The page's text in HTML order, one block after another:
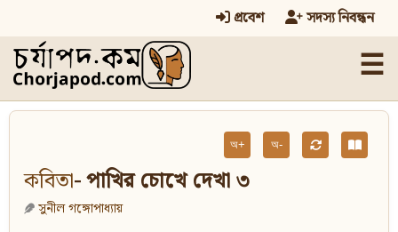
প্রবেশ সদস্য নিবন্ধন
☰
অ+ অ-
কবিতা- পাখির চোখে দেখা ৩
সুনীল গঙ্গোপাধ্যায়